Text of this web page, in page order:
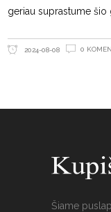
geriau suprastume šio
2024-08-08 0
Šiame